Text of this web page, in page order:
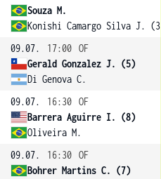
Souza M.
Konishi Camargo Silva J. (3)
09.07.
17:00 OF
Gerald Gonzalez J. (5)
Di Genova C.
09.07.
16:30 OF
Barrera Aguirre I. (8)
Oliveira M.
09.07.
16:30 OF
Bohrer Martins C. (7)